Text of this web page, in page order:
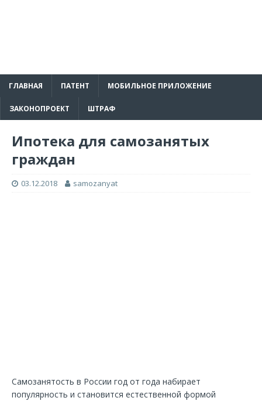
ГЛАВНАЯ ПАТЕНТ МОБИЛЬНОЕ ПРИЛОЖЕНИЕ
ЗАКОНОПРОЕКТ ШТРАФ
Ипотека для самозанятых
граждан
03.12.2018 samozanyat
Самозанятость в России год от года набирает
популярность и становится естественной формой